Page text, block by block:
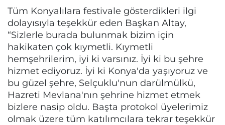
Tüm Konyalılara festivale gösterdikleri ilgi
dolayısıyla teşekkür eden Başkan Altay,
“Sizlerle burada bulunmak bizim için
hakikaten çok kıymetli. Kıymetli
hemşehrilerim, iyi ki varsınız. İyi ki bu şehre
hizmet ediyoruz. İyi ki Konya'da yaşıyoruz ve
bu güzel şehre, Selçuklu'nun darülmülkü,
Hazreti Mevlana'nın şehrine hizmet etmek
bizlere nasip oldu. Başta protokol üyelerimiz
olmak üzere tüm katılımcılara tekrar teşekkür